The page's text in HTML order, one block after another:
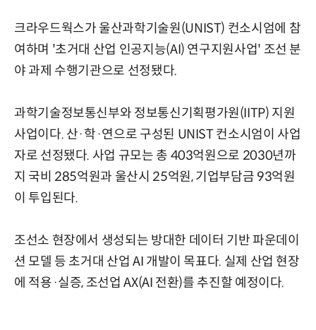
크라우드웍스가 울산과학기술원(UNIST) 컨소시엄에 참
여하며 '초거대 산업 인공지능(AI) 연구지원사업' 조선 분
야 과제 수행기관으로 선정됐다.
과학기술정보통신부와 정보통신기획평가원(IITP) 지원
사업이다. 산·학·연으로 구성된 UNIST 컨소시엄이 사업
자로 선정됐다. 사업 규모는 총 403억원으로 2030년까
지 국비 285억원과 울산시 25억원, 기업부담금 93억원
이 투입된다.
조선소 현장에서 생성되는 방대한 데이터 기반 파운데이
션 모델 등 초거대 산업 AI 개발이 목표다. 실제 산업 현장
에 적용·실증, 조선업 AX(AI 전환)를 추진할 예정이다.